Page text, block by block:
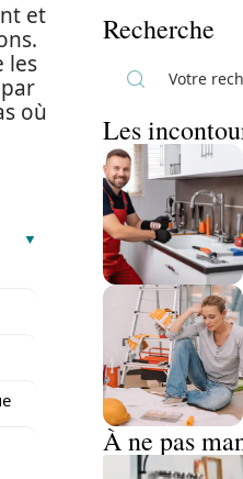
et
les
où
Recherche
Les
À ne pas